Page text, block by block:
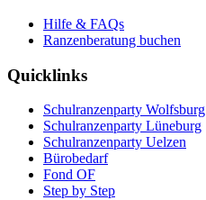
Hilfe & FAQs
Ranzenberatung buchen
Quicklinks
Schulranzenparty Wolfsburg
Schulranzenparty Lüneburg
Schulranzenparty Uelzen
Bürobedarf
Fond OF
Step by Step